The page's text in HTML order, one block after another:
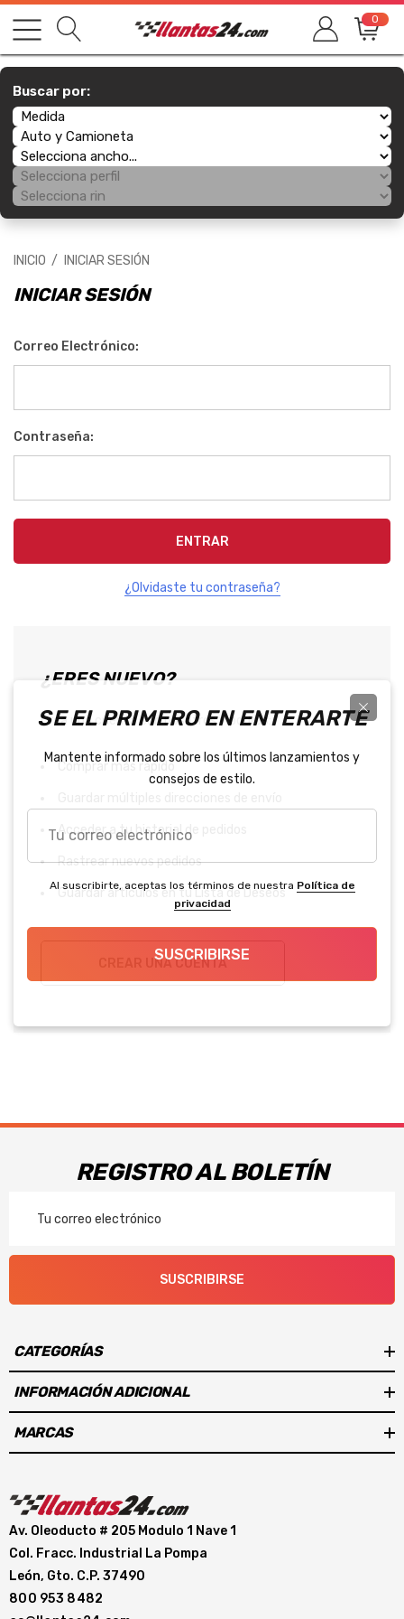
0
Buscar por:
INICIO INICIAR SESIÓN
INICIAR SESIÓN
Correo Electrónico:
Contraseña:
¿Olvidaste tu contraseña?
¿ERES NUEVO?
Crea una cuenta con nosotros y podrás:
Comprar más rápido
Acceder a tu historial de pedidos
Rastrear nuevos pedidos
Guardar artículos en tu Lista de Deseos
CREAR UNA CUENTA
REGISTRO AL BOLETÍN
Electrónico
SUSCRIBIRSE
CATEGORÍAS
INFORMACIÓN ADICIONAL
MARCAS
Av. Oleoducto # 205 Modulo 1 Nave 1
Col. Fracc. Industrial La Pompa
León, Gto. C.P. 37490
800 953 8482
SE EL PRIMERO EN ENTERARTE
Mantente informado sobre los últimos lanzamientos y
consejos de estilo.
correo
electrónico
Al suscribirte, aceptas los términos de nuestra Política de
privacidad
SUSCRIBIRSE